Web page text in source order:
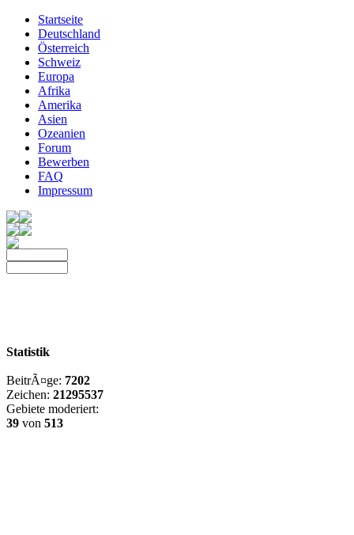
Startseite
Deutschland
Österreich
Schweiz
Europa
Afrika
Amerika
Asien
Ozeanien
Forum
Bewerben
FAQ
Impressum
Statistik
BeitrÃ¤ge: 7202
Zeichen: 21295537
Gebiete moderiert:
39 von 513